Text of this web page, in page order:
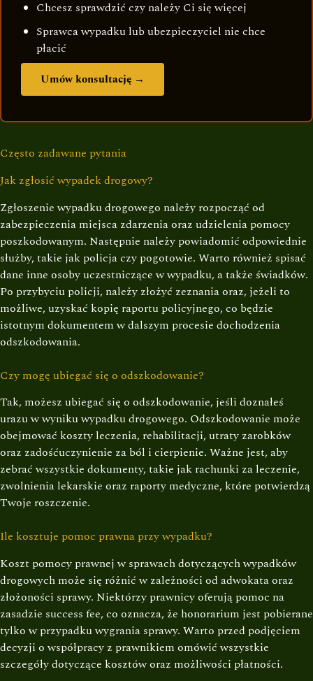
Chcesz sprawdzić czy należy Ci się więcej
Sprawca wypadku lub ubezpieczyciel nie chce
płacić
Umów konsultację →
Często zadawane pytania
Jak zgłosić wypadek drogowy?
Zgłoszenie wypadku drogowego należy rozpocząć od
zabezpieczenia miejsca zdarzenia oraz udzielenia pomocy
poszkodowanym. Następnie należy powiadomić odpowiednie
służby, takie jak policja czy pogotowie. Warto również spisać
dane inne osoby uczestniczące w wypadku, a także świadków.
Po przybyciu policji, należy złożyć zeznania oraz, jeżeli to
możliwe, uzyskać kopię raportu policyjnego, co będzie
istotnym dokumentem w dalszym procesie dochodzenia
odszkodowania.
Czy mogę ubiegać się o odszkodowanie?
Tak, możesz ubiegać się o odszkodowanie, jeśli doznałeś
urazu w wyniku wypadku drogowego. Odszkodowanie może
obejmować koszty leczenia, rehabilitacji, utraty zarobków
oraz zadośćuczynienie za ból i cierpienie. Ważne jest, aby
zebrać wszystkie dokumenty, takie jak rachunki za leczenie,
zwolnienia lekarskie oraz raporty medyczne, które potwierdzą
Twoje roszczenie.
Ile kosztuje pomoc prawna przy wypadku?
Koszt pomocy prawnej w sprawach dotyczących wypadków
drogowych może się różnić w zależności od adwokata oraz
złożoności sprawy. Niektórzy prawnicy oferują pomoc na
zasadzie success fee, co oznacza, że honorarium jest pobierane
tylko w przypadku wygrania sprawy. Warto przed podjęciem
decyzji o współpracy z prawnikiem omówić wszystkie
szczegóły dotyczące kosztów oraz możliwości płatności.